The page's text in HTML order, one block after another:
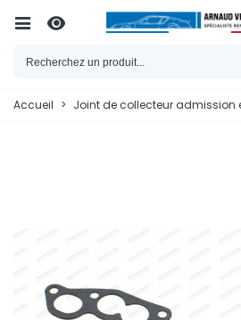
Accueil > Joint de collecteur admission